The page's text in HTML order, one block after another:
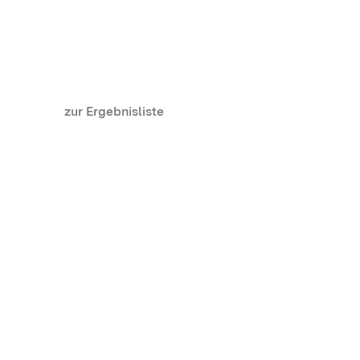
zur Ergebnisliste